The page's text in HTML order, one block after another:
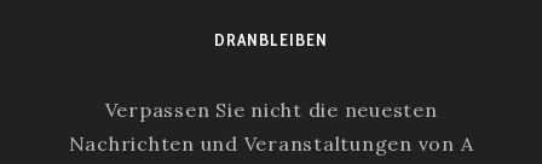
DRANBLEIBEN
Verpassen Sie nicht die neuesten
Nachrichten und Veranstaltungen von A